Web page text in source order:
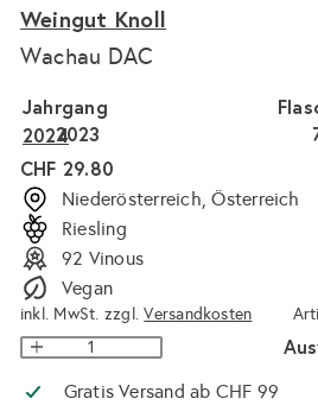
Weingut Knoll
Wachau DAC
Jahrgang
2023 Variante ausverkauft oder
2024
Normaler
Preis
CHF 29.80
Niederösterreich, Österreich
Riesling
92 Vinous
Vegan
inkl. MwSt. zzgl.Versandkosten
Gratis Versand ab CHF 99